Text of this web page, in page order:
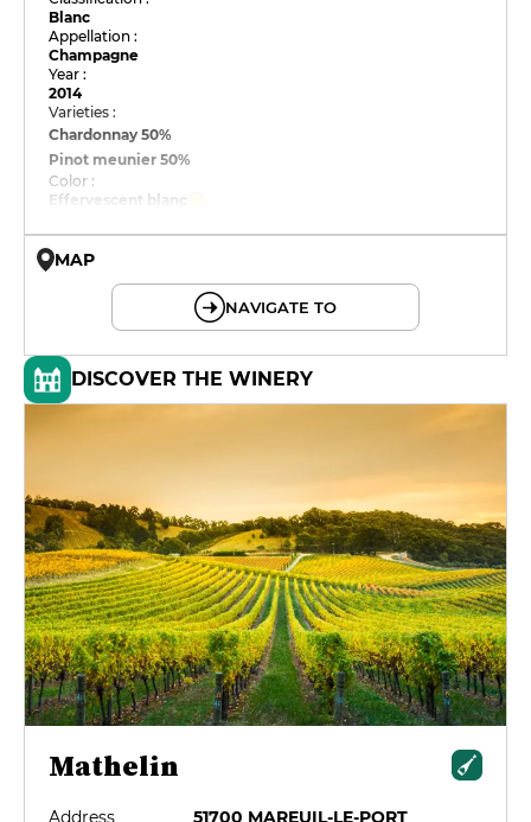
Blanc
Appellation :
Champagne
Year :
2014
Varieties :
Chardonnay50%
Pinot meunier50%
Color :
Effervescent blanc
MAP
NAVIGATE TO
DISCOVER THE WINERY
Mathelin
Address
51700 MAREUIL-LE-PORT